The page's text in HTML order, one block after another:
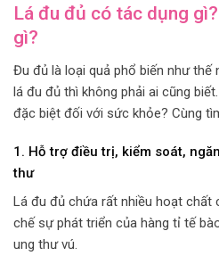
Lá đu đủ có tác dụng
gì?
Đu đủ là loại quả phổ biến như thế
lá đu đủ thì không phải ai cũng
đặc biệt đối với sức khỏe? Cùng
1. Hỗ trợ điều trị, kiểm soát,
thư
Lá đu đủ chứa rất nhiều hoạt chất
chế sự phát triển của hàng tỉ tế
ung thư vú.